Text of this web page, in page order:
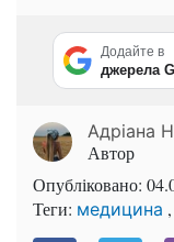
Додайте в
джерела
Адріана
Автор
Опубліковано:
Теги: медицина ,